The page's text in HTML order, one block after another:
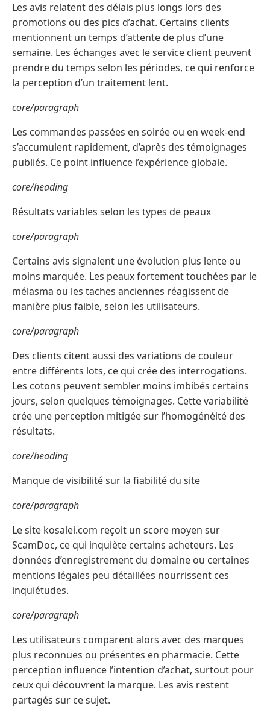
Les avis relatent des délais plus longs lors des
promotions ou des pics d’achat. Certains clients
mentionnent un temps d’attente de plus d’une
semaine. Les échanges avec le service client peuvent
prendre du temps selon les périodes, ce qui renforce
la perception d’un traitement lent.
core/paragraph
Les commandes passées en soirée ou en week-end
s’accumulent rapidement, d’après des témoignages
publiés. Ce point influence l’expérience globale.
core/heading
Résultats variables selon les types de peaux
core/paragraph
Certains avis signalent une évolution plus lente ou
moins marquée. Les peaux fortement touchées par le
mélasma ou les taches anciennes réagissent de
manière plus faible, selon les utilisateurs.
core/paragraph
Des clients citent aussi des variations de couleur
entre différents lots, ce qui crée des interrogations.
Les cotons peuvent sembler moins imbibés certains
jours, selon quelques témoignages. Cette variabilité
crée une perception mitigée sur l’homogénéité des
résultats.
core/heading
Manque de visibilité sur la fiabilité du site
core/paragraph
Le site kosalei.com reçoit un score moyen sur
ScamDoc, ce qui inquiète certains acheteurs. Les
données d’enregistrement du domaine ou certaines
mentions légales peu détaillées nourrissent ces
inquiétudes.
core/paragraph
Les utilisateurs comparent alors avec des marques
plus reconnues ou présentes en pharmacie. Cette
perception influence l’intention d’achat, surtout pour
ceux qui découvrent la marque. Les avis restent
partagés sur ce sujet.